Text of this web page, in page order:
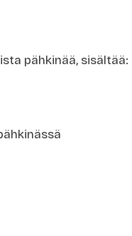
pähkinää, sisältää: